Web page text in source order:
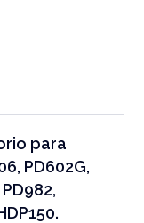
para
PD602G,